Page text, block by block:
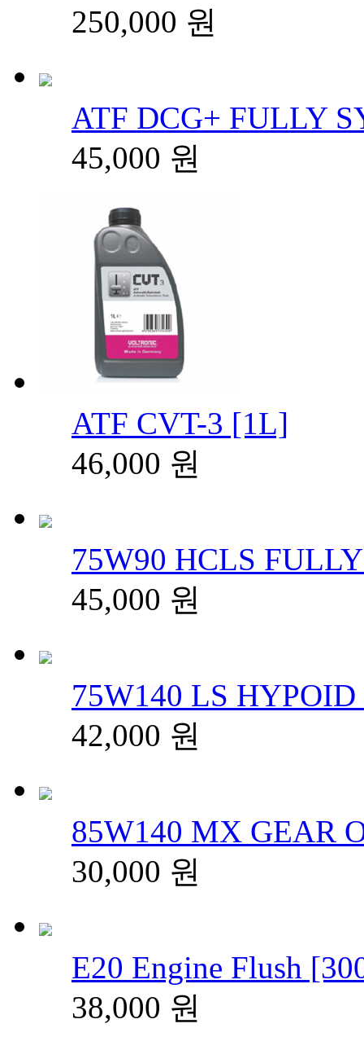
250,000 원
ATF DCG+ FULLY
45,000 원
ATF CVT-3 [1L]
46,000 원
75W90 HCLS
45,000 원
75W140 LS
42,000 원
85W140 MX GEAR
30,000 원
E20 Engine Flush
38,000 원